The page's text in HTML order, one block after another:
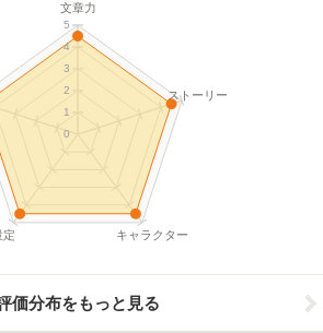
文章力
ストーリー
キャラクター
定
0
1
2
3
4
5
価分布をもっと見る